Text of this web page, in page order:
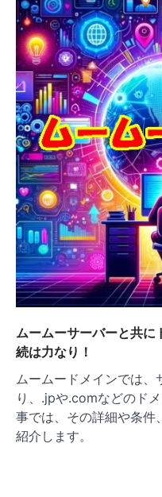
ムームーサーバーと共に
続は力なり！
ムームードメインでは、
り、.jpや.comなどのド
事では、その詳細や条件
紹介します。